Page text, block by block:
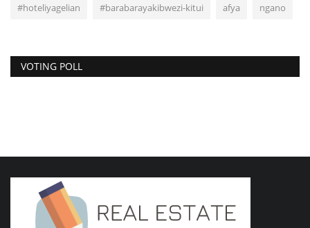
#hoteliyagelian #barabarayakibwezi-kitui afya ngano
VOTING POLL